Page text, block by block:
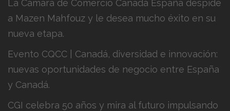
La Cámara de Comercio Canadá España despide
a Mazen Mahfouz y le desea mucho éxito en su
nueva etapa.
Evento CQCC | Canadá, diversidad e innovación:
nuevas oportunidades de negocio entre España
y Canadá.
CGI celebra 50 años y mira al futuro impulsando